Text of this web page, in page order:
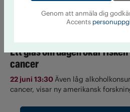
majoritet vill skärpa lagen, visar
Ett glas om dagen ökar
cancer
22 juni 13:30Även låg
cancer, visar ny amerikansk
Genom att anmäla dig
Accents